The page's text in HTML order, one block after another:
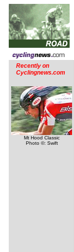
Recently on
Cyclingnews.com
Mt Hood Classic
Photo ©: Swift